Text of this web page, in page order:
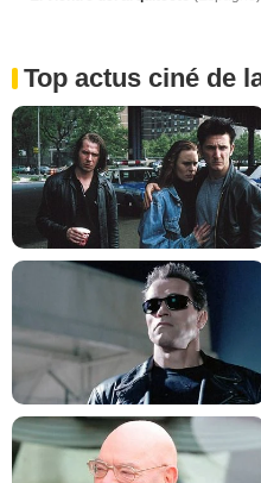
Top actus ciné de